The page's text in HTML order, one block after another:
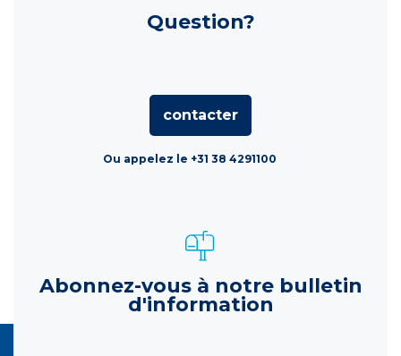
Question?
contacter
Ou appelez le +31 38 4291100
Abonnez-vous à notre bulletin
d'information